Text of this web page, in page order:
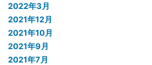
2022年3月
2021年12月
2021年10月
2021年9月
2021年7月